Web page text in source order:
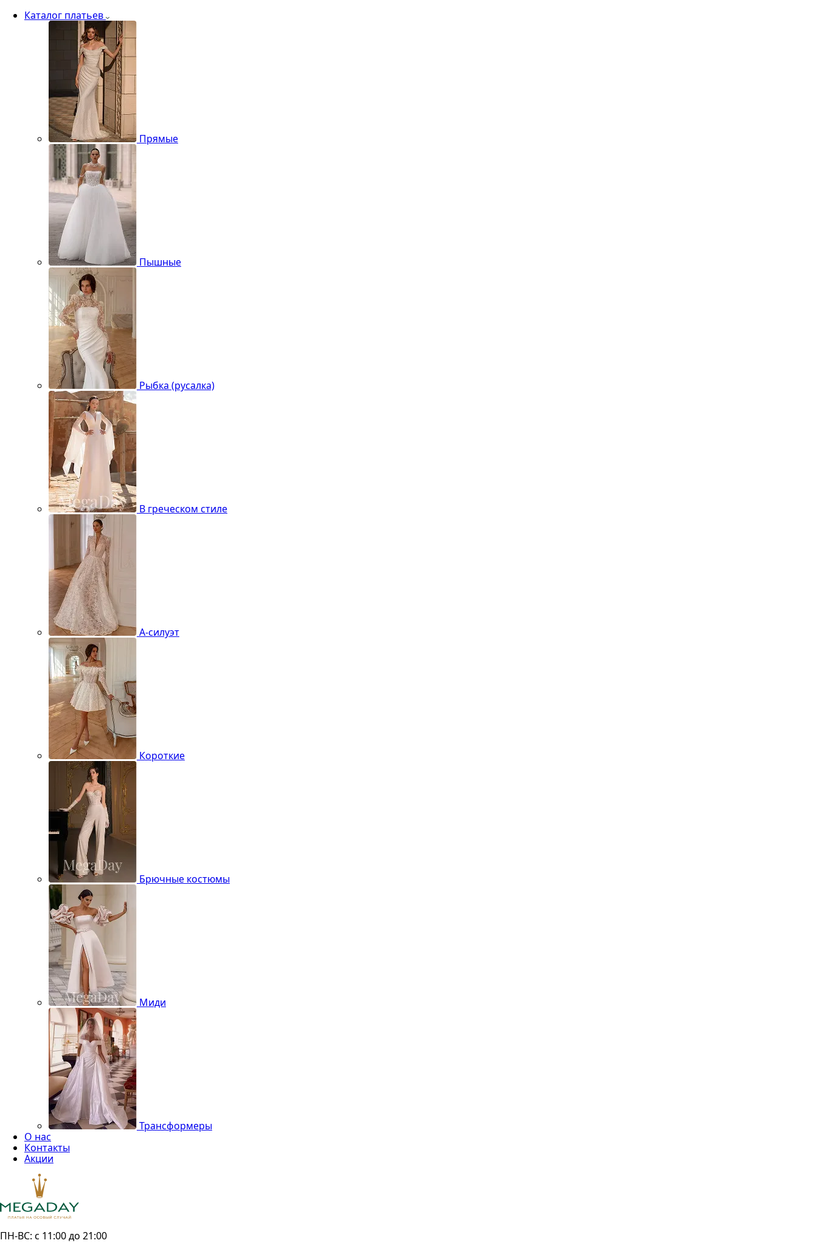
Каталог платьев
Прямые
Пышные
Рыбка (русалка)
В греческом стиле
А-силуэт
Короткие
Брючные костюмы
Миди
Трансформеры
О нас
Контакты
Акции
ПН-ВС: с 11:00 до 21:00